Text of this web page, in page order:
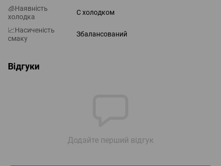
🧊Наявність
холодка
С холодком
📈Насиченість
смаку
Збалансований
Відгуки
Додайте перший відгук